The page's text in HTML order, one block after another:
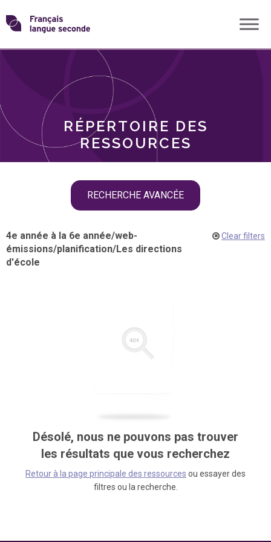
Skip
toTransformons
langue
RÉPERTOIRE DES
RESSOURCES
RECHERCHE AVANCÉE
THÈMES
4e année à la 6e année/web-
émissions/planification/Les directions
d'école
Clear filters
Désolé, nous ne pouvons pas trouver
les résultats que vous recherchez
Retour à la page principale des ressources ou essayer des
filtres ou la recherche.